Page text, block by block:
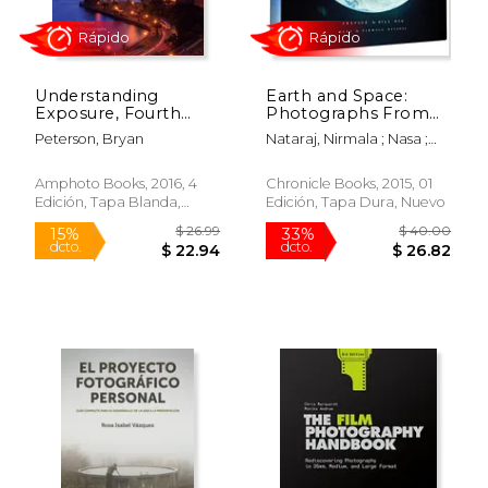
dcto. $ 34.77 dcto.
Understanding
Exposure, Fourth
Edition: How to
Shoot Great
any Camera (en
Inglés)
Peterson, Bryan
Amphoto Books, 2016, 4
Edición, Tapa Blanda,
Nuevo
Rápido
Earth and Space:
Photographs From
the Archives of Nasa
(en Inglés)
Nataraj, Nirmala ; Nasa ;
Chronicle Books, 2015, 01
Edición, Tapa Dura, Nuevo
Rápido